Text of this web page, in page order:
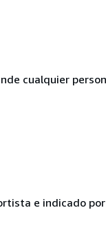
cualquier
e indicado